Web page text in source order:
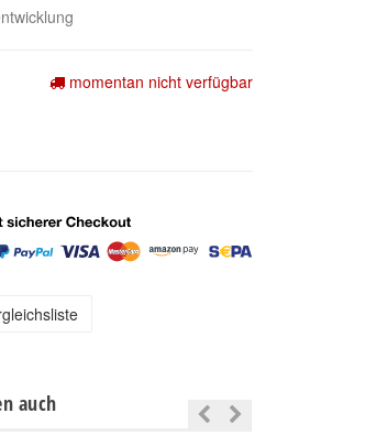
momentan nicht verfügbar
auch